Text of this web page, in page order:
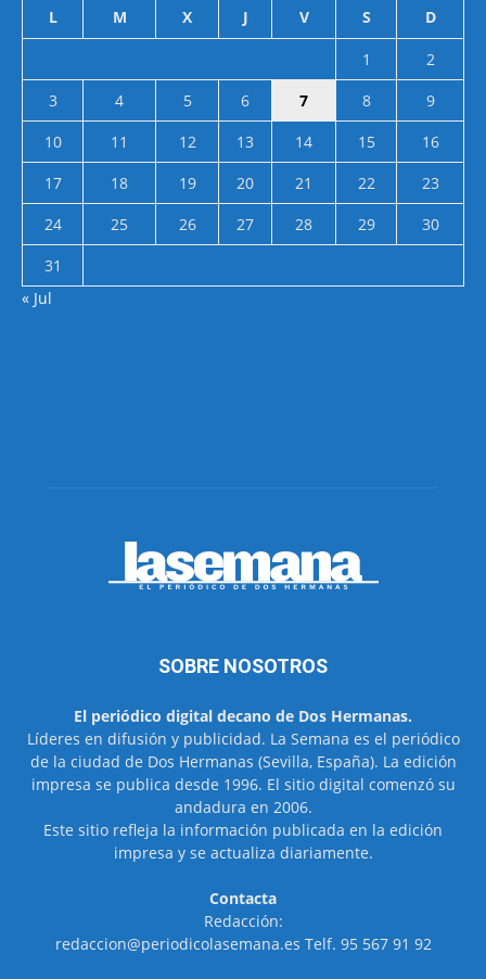
L M X J V S D
1
2
3
4 5 6 7 8
9
10
11 12 13 14 15
16
17
18 19 20 21 22
23
24
25 26 27 28 29
30
31
« Jul
SOBRE NOSOTROS
El periódico digital decano de Dos Hermanas.
Líderes en difusión y publicidad. La Semana es el periódico
de la ciudad de Dos Hermanas (Sevilla, España). La edición
impresa se publica desde 1996. El sitio digital comenzó su
andadura en 2006.
Este sitio refleja la información publicada en la edición
impresa y se actualiza diariamente.
Contacta
Redacción:
redaccion@periodicolasemana.es Telf. 95 567 91 92